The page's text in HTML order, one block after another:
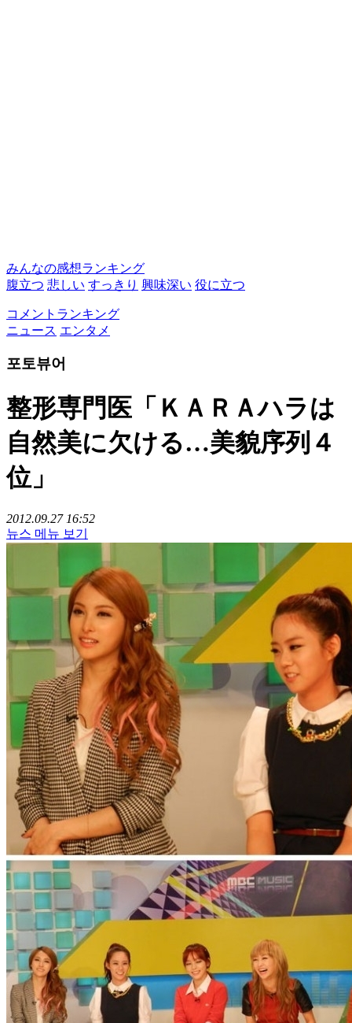
みんなの感想ランキング
腹立つ 悲しい すっきり 興味深い 役に立つ
コメントランキング
ニュース エンタメ
포토뷰어
整形専門医「ＫＡＲＡハラは
自然美に欠ける…美貌序列４
位」
2012.09.27 16:52
뉴스 메뉴 보기